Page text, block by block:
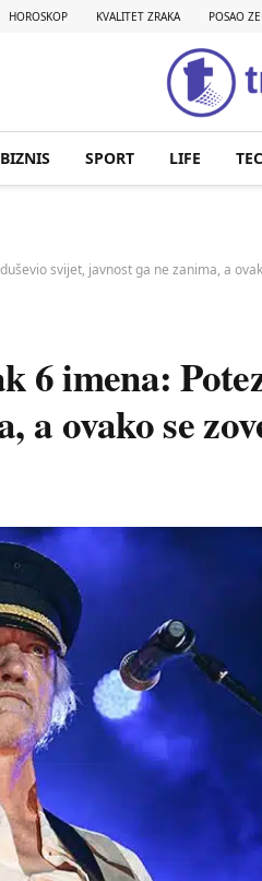
HOROSKOP KVALITET ZRAKA POSAO
BIZNIS SPORT LIFE
svijet, javnost ga ne zanima, a
6 imena:
a ovako se